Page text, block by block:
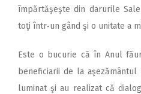
împărtăşeşte din darurile
toţi într‑un gând şi o unitate a
Este o bucurie că în Anul
beneficiarii de la
luminat şi au realizat că